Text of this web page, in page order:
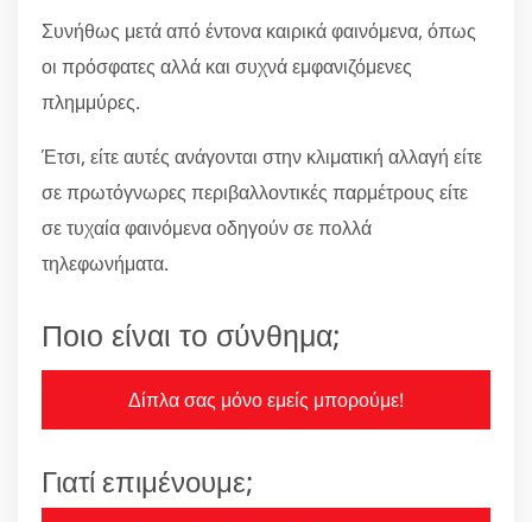
Συνήθως μετά από έντονα καιρικά φαινόμενα, όπως
οι πρόσφατες αλλά και συχνά εμφανιζόμενες
πλημμύρες.
Έτσι, είτε αυτές ανάγονται στην κλιματική αλλαγή είτε
σε πρωτόγνωρες περιβαλλοντικές παρμέτρους είτε
σε τυχαία φαινόμενα οδηγούν σε πολλά
τηλεφωνήματα.
Ποιο είναι το σύνθημα;
Δίπλα σας μόνο εμείς μπορούμε!
Γιατί επιμένουμε;